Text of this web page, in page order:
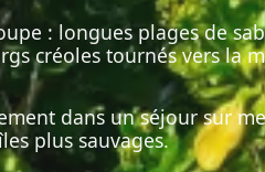
: longues plages de
créoles tournés vers la
dans un séjour sur
plus sauvages.